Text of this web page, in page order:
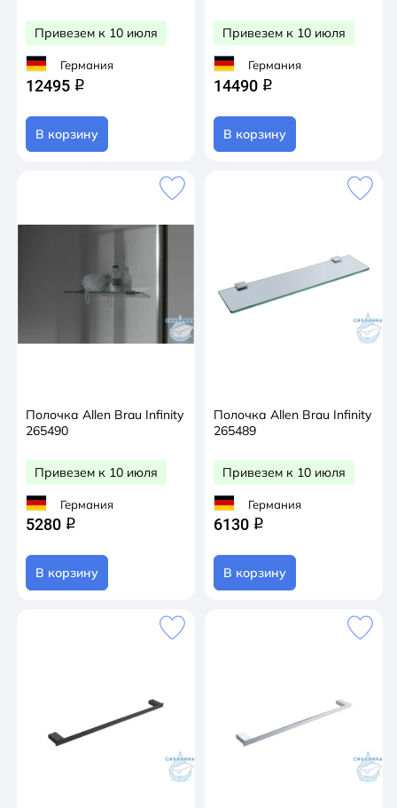
Привезем к 10 июля
Германия
12495 q
В корзину
Привезем к 10 июля
Германия
14490 q
В корзину
Полочка Allen Brau Infinity
265490
Привезем к 10 июля
Германия
5280 q
В корзину
Полочка Allen Brau Infinity
265489
Привезем к 10 июля
Германия
6130 q
В корзину